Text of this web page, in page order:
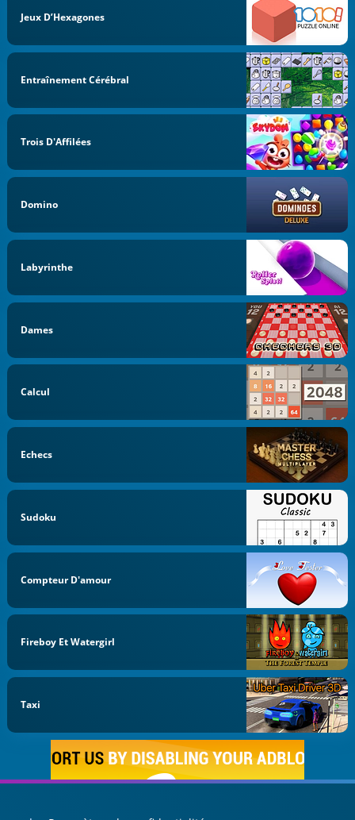
Jeux D’Hexagones
Entraînement Cérébral
Trois D'Affilées
Domino
Labyrinthe
Dames
Calcul
Echecs
Sudoku
Compteur D'amour
Fireboy Et Watergirl
Taxi